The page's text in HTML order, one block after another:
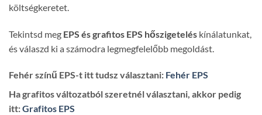
költségkeretet.
Tekintsd meg EPS és grafitos EPS hőszigetelés kínálatunkat,
és válaszd ki a számodra legmegfelelőbb megoldást.
Fehér színű EPS-t itt tudsz választani: Fehér EPS
Ha grafitos változatból szeretnél választani, akkor pedig
itt:Grafitos EPS